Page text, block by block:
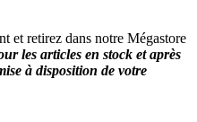
et retirez dans notre Mégastore
les articles en stock et après
à disposition de votre